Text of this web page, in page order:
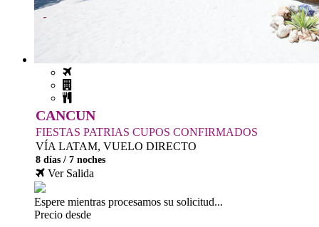
CANCUN
FIESTAS PATRIAS CUPOS CONFIRMADOS
VÍA LATAM, VUELO DIRECTO
8 días / 7 noches
Ver Salida
Espere mientras procesamos su solicitud...
Precio desde